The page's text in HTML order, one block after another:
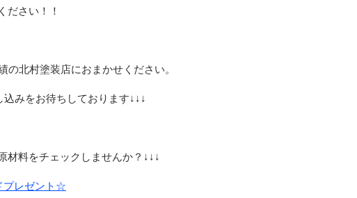
ださい！！
北村塗装店におまかせください。
みをお待ちしております↓↓↓
材料をチェックしませんか？↓↓↓
プレゼント☆